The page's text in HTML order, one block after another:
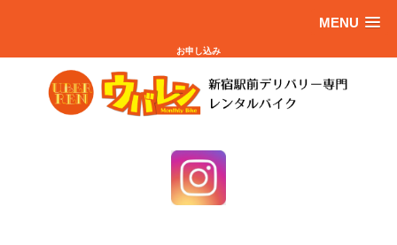
MENU
お申し込み